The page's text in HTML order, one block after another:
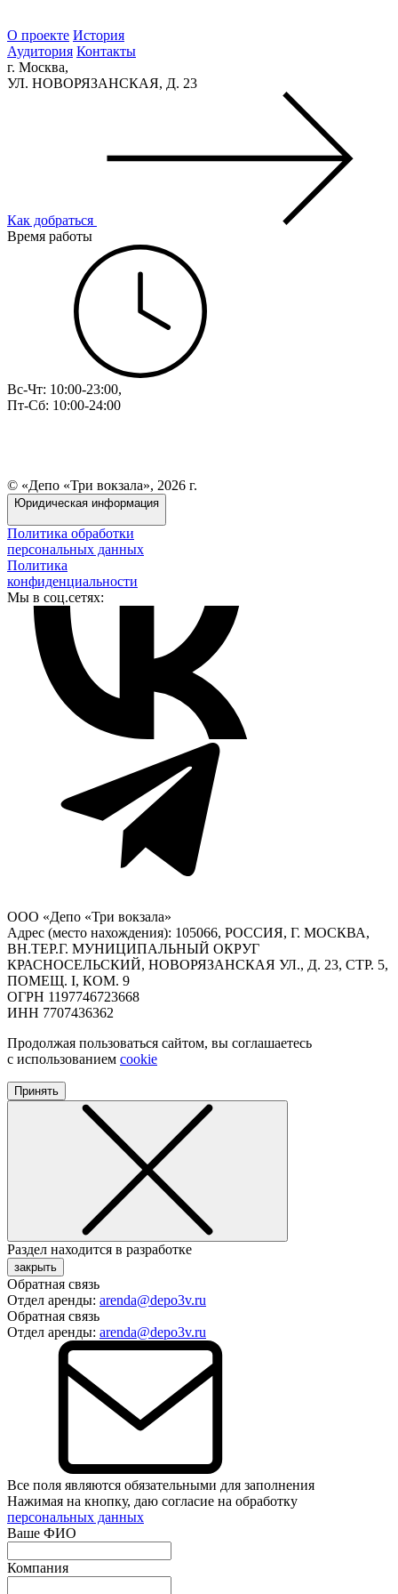
О проекте История
Аудитория Контакты
г. Москва,
УЛ. НОВОРЯЗАНСКАЯ, Д. 23
Как добраться
Время работы
Вс-Чт: 10:00-23:00,
Пт-Сб: 10:00-24:00
© «Депо «Три вокзала», 2026 г.
Юридическая информация
Политика обработки
персональных данных
Политика
конфиденциальности
Мы в соц.сетях:
ООО «Депо «Три вокзала»
Адрес (место нахождения): 105066, РОССИЯ, Г. МОСКВА,
ВН.ТЕР.Г. МУНИЦИПАЛЬНЫЙ ОКРУГ
КРАСНОСЕЛЬСКИЙ, НОВОРЯЗАНСКАЯ УЛ., Д. 23, СТР. 5,
ПОМЕЩ. I, КОМ. 9
ОГРН 1197746723668
ИНН 7707436362
Продолжая пользоваться сайтом, вы соглашаетесь
с использованием cookie
Принять
Раздел находится в разработке
закрыть
Обратная связь
Отдел аренды: arenda@depo3v.ru
Обратная связь
Отдел аренды: arenda@depo3v.ru
Все поля являются обязательными для заполнения
Нажимая на кнопку, даю согласие на обработку
персональных данных
Ваше ФИО
Компания